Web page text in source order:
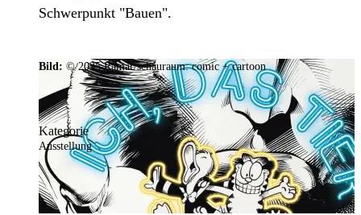
Schwerpunkt "Bauen".
Bild: © 2025 Ramar/schauraum: comic + cartoon
Kategorie
Ausstellung